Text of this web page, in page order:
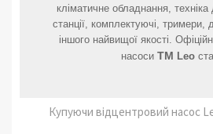
кліматичне обладнання,
станції, комплектуючі, тримери,
іншого найвищої якості.
насоси ТМ Leo
Купуючи відцентровий насос